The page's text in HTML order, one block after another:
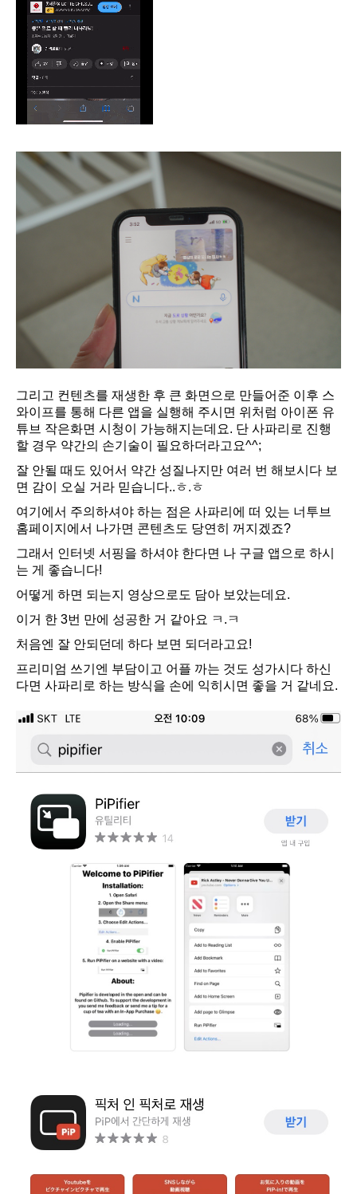
그리고 컨텐츠를 재생한 후 큰 화면으로 만들어준 이후 스
와이프를 통해 다른 앱을 실행해 주시면 위처럼 아이폰 유
튜브 작은화면 시청이 가능해지는데요. 단 사파리로 진행
할 경우 약간의 손기술이 필요하더라고요^^;
잘 안될 때도 있어서 약간 성질나지만 여러 번 해보시다 보
면 감이 오실 거라 믿습니다..ㅎ.ㅎ
여기에서 주의하셔야 하는 점은 사파리에 떠 있는 너투브
홈페이지에서 나가면 콘텐츠도 당연히 꺼지겠죠?
그래서 인터넷 서핑을 하셔야 한다면 나 구글 앱으로 하시
는 게 좋습니다!
어떻게 하면 되는지 영상으로도 담아 보았는데요.
이거 한 3번 만에 성공한 거 같아요 ㅋ.ㅋ
처음엔 잘 안되던데 하다 보면 되더라고요!
프리미엄 쓰기엔 부담이고 어플 까는 것도 성가시다 하신
다면 사파리로 하는 방식을 손에 익히시면 좋을 거 같네요.